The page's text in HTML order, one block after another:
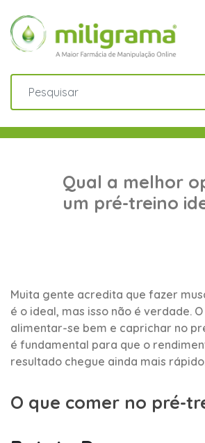
Qual a melhor
um pré-treino
Muita gente acredita que fazer
é o ideal, mas isso não é verdade.
alimentar-se bem e caprichar no
é fundamental para que o
resultado chegue ainda mais
O que comer no pré-